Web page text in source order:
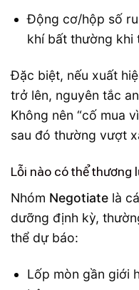
Động cơ/hộp số
khí bất thường khi
Đặc biệt, nếu xuất
trở lên, nguyên tắc
Không nên “cố mua
sau đó thường vượt
Lỗi nào có thể thương
Nhóm Negotiate là
dưỡng định kỳ,
thể dự báo:
Lốp mòn gần giới